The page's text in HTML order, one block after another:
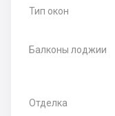
Тип окон
Балконы лоджии
Отделка